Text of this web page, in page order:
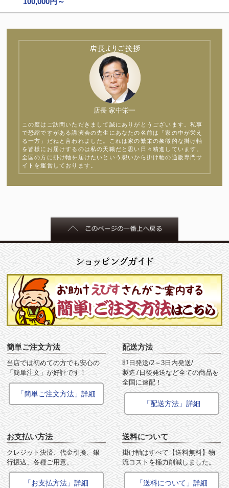
店長 家中栄一
この度はご訪問いただきまして誠にありがとうございます。私事
で恐縮ですがある講演会の先生にあなたの名前は「家の中が栄え
る一方」だねと言われました。これは家の繁栄の象徴的な掛け軸
を皆様にお届けするのは私の天職だと思い日々精進しています。
全国の方に掛け軸を届けたいという想いから掛け軸の通販専門サ
イトを運営しております。
簡単ご注文方法
当店では初めての方でも安心の
「簡単注文」が好評です！
「簡単ご注文方法」詳細
配送方法
即日発送/2～3日内発送/
製造7日後発送など全ての商品を
全国に速配！
「配送方法」詳細
お支払い方法
クレジット決済、代金引換、銀
行振込、各種ご用意。
「お支払方法」詳細
送料について
掛け軸はすべて【送料無料】物
流コストを極力削減しました。
「送料について」詳細